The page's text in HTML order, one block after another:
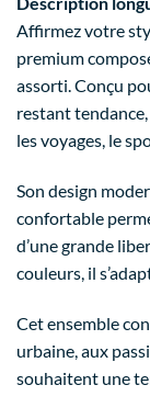
Affirmez votre
premium
assorti. Conçu
restant
les voyages, le
Son design
confortable
d’une grande
couleurs, il
Cet ensemble
urbaine, aux
souhaitent une